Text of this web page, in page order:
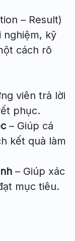
– Result)
nghiệm, kỹ
cách rõ
viên trả lời
phục.
– Giúp cá
kết quả làm
– Giúp xác
mục tiêu.